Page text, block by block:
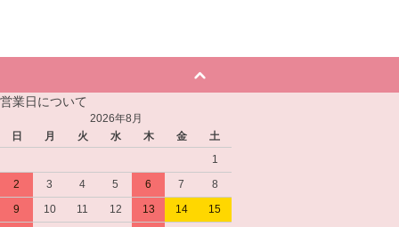
営業日について
2026年8月
日
月 火 水 木 金
土
1
2
3 4 5 6 7
8
9
10 11 12 13 14
15